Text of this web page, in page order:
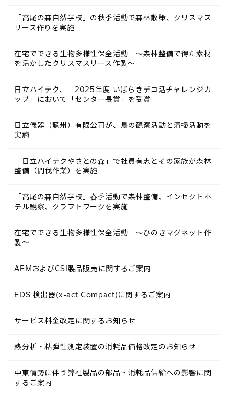
「高尾の森自然学校」の秋季活動で森林散策、クリスマス
リース作りを実施
在宅でできる生物多様性保全活動 ～森林整備で得た素材
を活かしたクリスマスリース作製～
日立ハイテク、「2025年度 いばらきデコ活チャレンジカ
ップ」において「センター長賞」を受賞
日立儀器（蘇州）有限公司が、鳥の観察活動と清掃活動を
実施
「日立ハイテクやさとの森」で社員有志とその家族が森林
整備（間伐作業）を実施
「高尾の森自然学校」春季活動で森林整備、インセクトホ
テル観察、クラフトワークを実施
在宅でできる生物多様性保全活動 ～ひのきマグネット作
製～
AFMおよびCSI製品販売に関するご案内
EDS 検出器(x-act Compact)に関するご案内
サービス料金改定に関するお知らせ
熱分析・粘弾性測定装置の消耗品価格改定のお知らせ
中東情勢に伴う弊社製品の部品・消耗品供給への影響に関
するご案内